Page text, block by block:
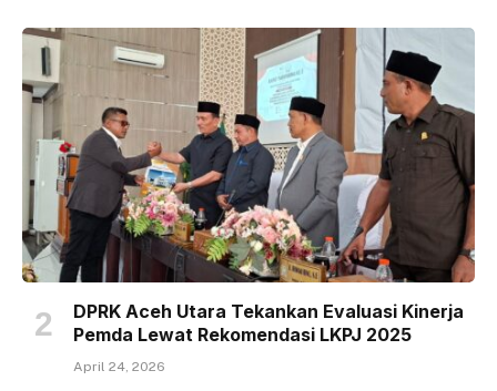
DPRK Aceh Utara Tekankan Evaluasi Kinerja
Pemda Lewat Rekomendasi LKPJ 2025
April 24, 2026